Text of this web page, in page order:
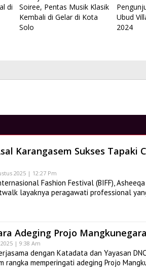
di
Soiree, Pentas Musik Klasik
Kembali di Gelar di Kota
Solo
Ubud
2024
Karangasem Sukses Tapaki
2025 | 12:27 Pm
Fashion Festival (BIFF), Asheeqa
layaknya peragawati professional
Adeging Projo
| 9:38 Am
dengan Katadata dan Yayasan
rangka memperingati adeging Projo
Lumba di
Malam Amal
Bersama
Quinn dan